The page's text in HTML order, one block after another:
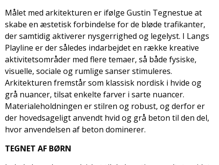
Målet med arkitekturen er ifølge Gustin Tegnestue at
skabe en æstetisk forbindelse for de bløde trafikanter,
der samtidig aktiverer nysgerrighed og legelyst. I Langs
Playline er der således indarbejdet en række kreative
aktivitetsområder med flere temaer, så både fysiske,
visuelle, sociale og rumlige sanser stimuleres.
Arkitekturen fremstår som klassisk nordisk i hvide og
grå nuancer, tilsat enkelte farver i sarte nuancer.
Materialeholdningen er stilren og robust, og derfor er
der hovedsageligt anvendt hvid og grå beton til den del,
hvor anvendelsen af beton dominerer.
TEGNET AF BØRN